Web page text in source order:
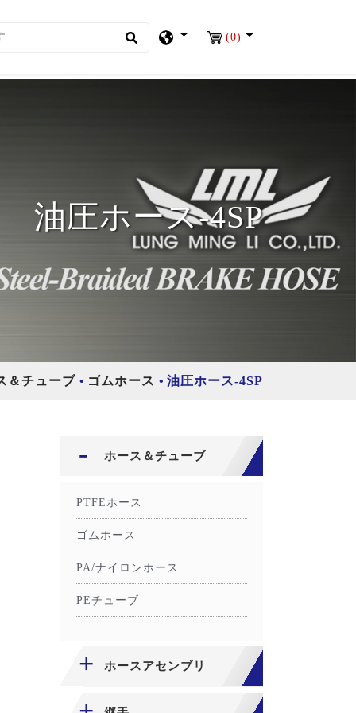
(0)
油圧ホース-4SP
＆チューブ ゴムホース 油圧ホース-4SP
ホース＆チューブ
PTFEホース
ゴムホース
PA/ナイロンホース
PEチューブ
ホースアセンブリ